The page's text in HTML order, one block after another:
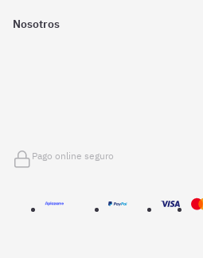
Nosotros
Pago online seguro